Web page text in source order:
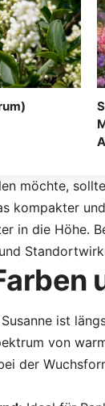
möchte,
kompakter
in die Höhe.
ist
von
der